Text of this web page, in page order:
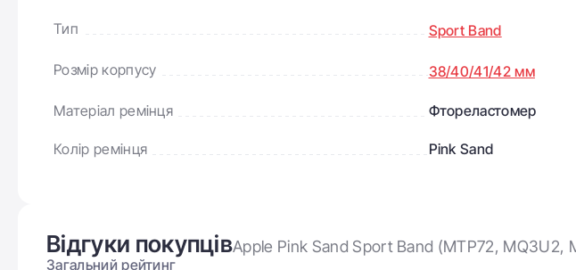
Тип Sport Band
Розмір корпусу 38/40/41/42 мм
Матеріал ремінця Фтореластомер
Колір ремінця Pink Sand
Відгуки покупцівApple Pink Sand Sport Band (MTP72, MQ3U2,
Загальний рейтинг